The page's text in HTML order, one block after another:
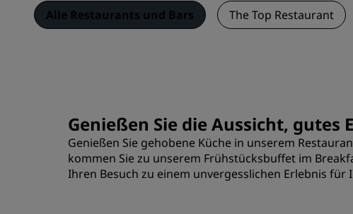
Alle Restaurants und Bars The Top Restaurant
Genießen Sie die Aussicht,
Genießen Sie gehobene Küche in unserem
kommen Sie zu unserem Frühstücksbuffet im
Ihren Besuch zu einem unvergesslichen Erlebnis für